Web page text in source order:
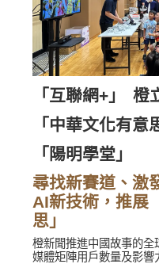
「互聯網+」
橙
「中華文化有意
「陽明學堂」
尋找新賽道、激
AI新技術，推展
思」
橙新聞推進中國故事的
媒體矩陣用戶數量及影響